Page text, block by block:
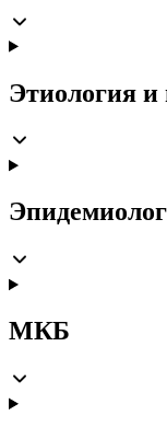
Этиология и
МКБ